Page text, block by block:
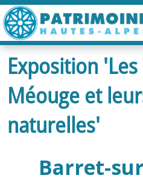
ACCUEIL
CARTE
NOS PARCOURS
RANDONNÉES
Exposition
Méouge et
naturelles'
Barret-